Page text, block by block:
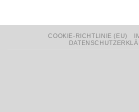
COOKIE-RICHTLINIE (EU)